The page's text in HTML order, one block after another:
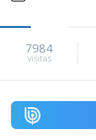
7984
visitas